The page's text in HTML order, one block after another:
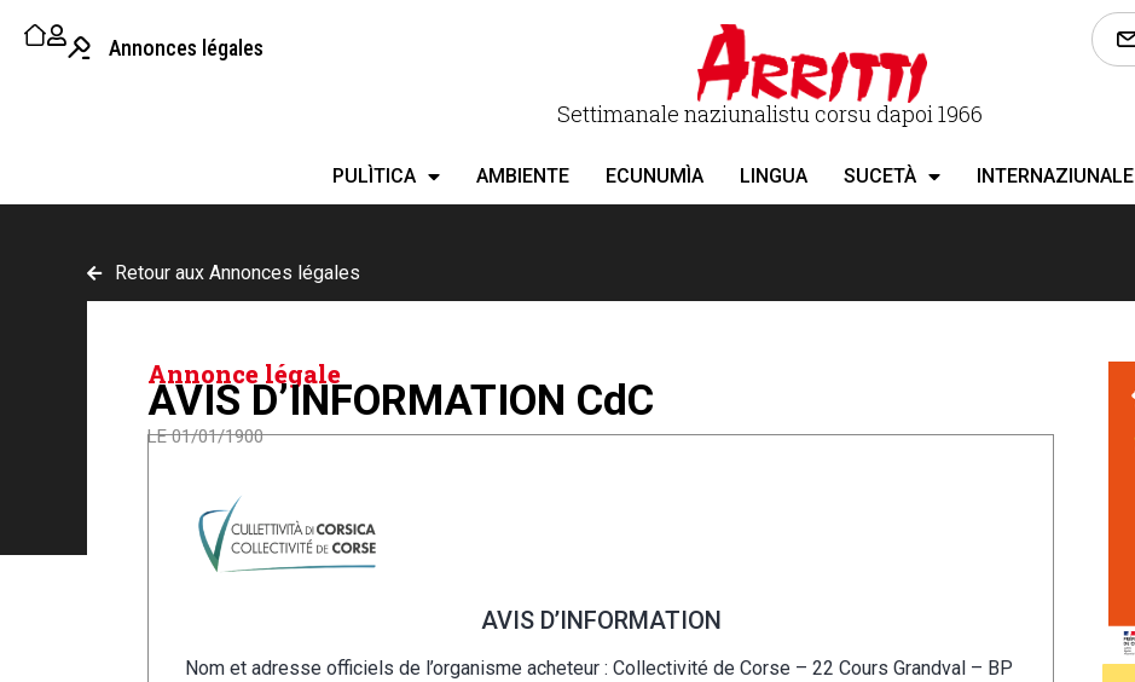
Annonces légales
Settimanale naziunalistu corsu dapoi 1966
PULÌTICA AMBIENTE ECUNUMÌA LINGUA SUCETÀ INTERNAZIUNALE
Retour aux Annonces légales
Annonce légale
AVIS D’INFORMATION CdC
LE 01/01/1900
AVIS D’INFORMATION
Nom et adresse officiels de l’organisme acheteur : Collectivité de Corse – 22 Cours Grandval – BP